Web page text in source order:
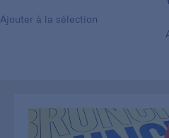
Ajouter à la sélection